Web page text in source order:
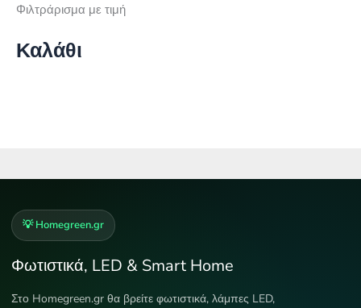
Φιλτράρισμα με τιμή
Καλάθι
💡 Homegreen.gr
Φωτιστικά, LED & Smart Home
Στο Homegreen.gr θα βρείτε φωτιστικά, λάμπες LED,